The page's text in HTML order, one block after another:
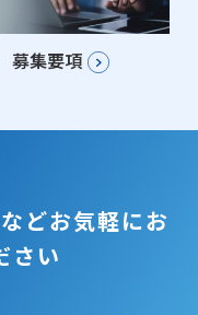
募集要項
どお気軽にお
さい